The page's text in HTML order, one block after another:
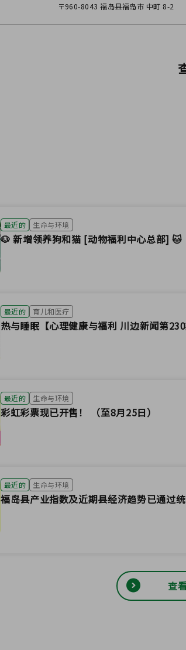
〒960-8043 福岛县福岛市 中町 8-2
最近的 生命与环境
🐶 新增领养狗和猫 [动物福利中心总部] 🐱
最近的 育儿和医疗
热与睡眠【心理健康与福利 川边新闻第230
最近的 生命与环境
彩虹彩票现已开售！ （至8月25日）
最近的 生命与环境
福岛县产业指数及近期县经济趋势已通过统
查